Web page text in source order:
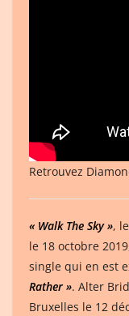
Retrouvez
« Walk The Sky »,
le 18 octobre
single qui en est
Rather ». Alter
Bruxelles le 12